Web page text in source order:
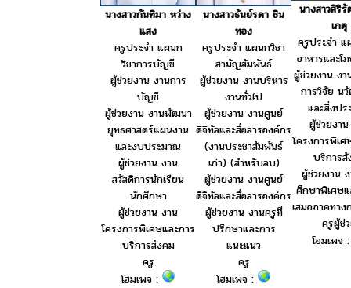
นางสาวกันทิมา หว่าง
แสง
ครูประจำ แผนก
วิชาการบัญชี
ผู้ช่วยงาน งานการ
บัญชี
ผู้ช่วยงาน งานพัฒนา
ยุทธศาสตร์แผนงาน
และงบประมาณ
ผู้ช่วยงาน งาน
สวัสดิการนักเรียน
นักศึกษา
ผู้ช่วยงาน งาน
โครงการพิเศษและการ
บริการสังคม
ครู
โฮมเพจ :
นางสาวธันย์รดา ชิน
ทอง
ครูประจำ แผนกวิชา
สามัญสัมพันธ์
ผู้ช่วยงาน งานบริหาร
งานทั่วไป
ผู้ช่วยงาน งานศูนย์
ดิจิทัลและสื่อสารองค์กร
(งานประชาสัมพันธ์
เก่า) (สำหรับลบ)
ผู้ช่วยงาน งานศูนย์
ดิจิทัลและสื่อสารองค์กร
ผู้ช่วยงาน งานครูที่
ปรึกษาและการ
แนะแนว
ครู
โฮมเพจ :
นางสาวสิริ
เกตุ
ครูประจำ แ
อาหารและโ
ผู้ช่วยงาน งา
การวิจัย น
และสิ่งป
ผู้ช่วยงา
โครงการพิเศ
บริการ
ผู้ช่วยงาน
ศึกษาพิเศษ
เสมอภาคทา
ครูผู้ช่
โฮมเพจ